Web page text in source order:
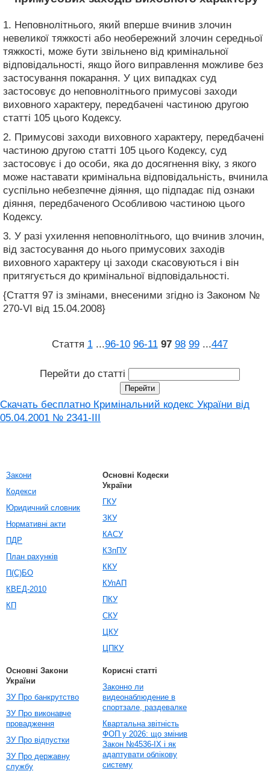
1. Неповнолітнього, який вперше вчинив злочин
невеликої тяжкості або необережний злочин середньої
тяжкості, може бути звільнено від кримінальної
відповідальності, якщо його виправлення можливе без
застосування покарання. У цих випадках суд
застосовує до неповнолітнього примусові заходи
виховного характеру, передбачені частиною другою
статті 105 цього Кодексу.
2. Примусові заходи виховного характеру, передбачені
частиною другою статті 105 цього Кодексу, суд
застосовує і до особи, яка до досягнення віку, з якого
може наставати кримінальна відповідальність, вчинила
суспільно небезпечне діяння, що підпадає під ознаки
діяння, передбаченого Особливою частиною цього
Кодексу.
3. У разі ухилення неповнолітнього, що вчинив злочин,
від застосування до нього примусових заходів
виховного характеру ці заходи скасовуються і він
притягується до кримінальної відповідальності.
{Стаття 97 із змінами, внесеними згідно із Законом №
270-VI від 15.04.2008}
Стаття 1 ...96‑10 96‑11 97 98 99 ...447
Перейти до статті
Скачать бесплатно Кримінальний кодекс України від
05.04.2001 № 2341-III
Закони
Кодекси
Юридичний словник
Нормативні акти
ПДР
План рахунків
П(С)БО
КВЕД-2010
КП
Основні Кодески
України
ГКУ
ЗКУ
КАСУ
КЗпПУ
ККУ
КУпАП
ПКУ
СКУ
ЦКУ
ЦПКУ
Основні Закони
України
ЗУ Про банкрутство
ЗУ Про виконавче
провадження
ЗУ Про відпустки
ЗУ Про державну
службу
Корисні статті
Законно ли
видеонаблюдение в
спортзале, раздевалке
Квартальна звітність
ФОП у 2026: що змінив
Закон №4536-IX і як
адаптувати облікову
систему